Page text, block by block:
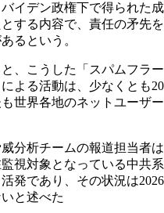
イデン政権下で得られた
する内容で、責任の矛先
るという。
、こうした「スパムフラ
よる活動は、少なくとも
世界各地のネットユーザ
分析チームの報道担当者
視対象となっている中共
発であり、その状況は
と述べた